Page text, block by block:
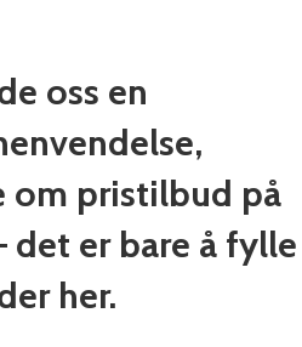
oss en
om pristilbud på
det er bare å fylle
her.